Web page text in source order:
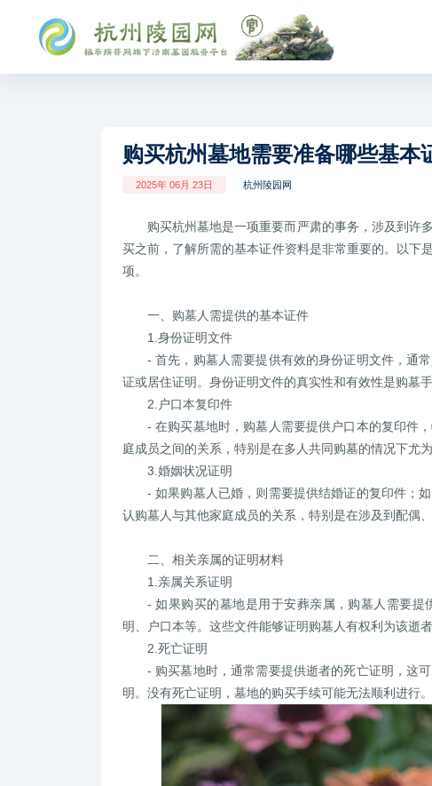
购买杭州墓地需要准备哪些基本
2025年 06月 23日 杭州陵园网
购买杭州墓地是一项重要而严肃的事务，涉及到许
买之前，了解所需的基本证件资料是非常重要的。以下
项。
一、购墓人需提供的基本证件
1.身份证明文件
- 首先，购墓人需要提供有效的身份证明文件，通
证或居住证明。身份证明文件的真实性和有效性是购墓
2.户口本复印件
- 在购买墓地时，购墓人需要提供户口本的复印件
庭成员之间的关系，特别是在多人共同购墓的情况下尤为
3.婚姻状况证明
- 如果购墓人已婚，则需要提供结婚证的复印件；
认购墓人与其他家庭成员的关系，特别是在涉及到配偶
二、相关亲属的证明材料
1.亲属关系证明
- 如果购买的墓地是用于安葬亲属，购墓人需要
明、户口本等。这些文件能够证明购墓人有权利为该逝者
2.死亡证明
- 购买墓地时，通常需要提供逝者的死亡证明，这
明。没有死亡证明，墓地的购买手续可能无法顺利进行。